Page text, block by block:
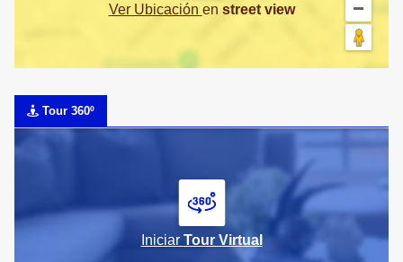
Ver Ubicación en street view
Tour 360º
Iniciar Tour Virtual